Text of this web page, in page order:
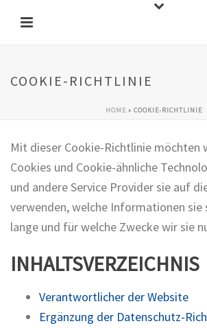
COOKIE-RICHTLINIE
HOME» COOKIE-RICHTLINIE
Mit dieser Cookie-Richtlinie möchten
Cookies und Cookie-ähnliche
und andere Service Provider sie auf
verwenden, welche Informationen sie
lange und für welche Zwecke wir sie
INHALTSVERZEICHNIS
Verantwortlicher der Website
Ergänzung der Datenschutz-